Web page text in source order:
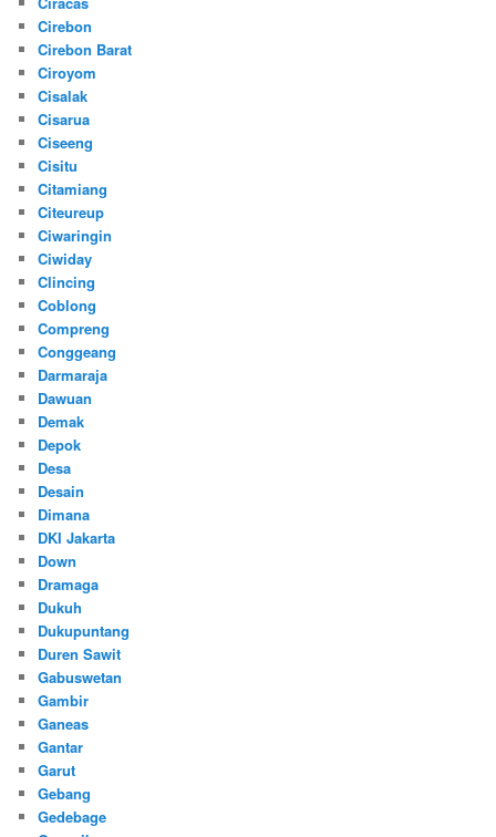
Cirebon
Cirebon Barat
Ciroyom
Cisalak
Cisarua
Ciseeng
Cisitu
Citamiang
Citeureup
Ciwaringin
Ciwiday
Clincing
Coblong
Compreng
Conggeang
Darmaraja
Dawuan
Demak
Depok
Desa
Desain
Dimana
DKI Jakarta
Down
Dramaga
Dukuh
Dukupuntang
Duren Sawit
Gabuswetan
Gambir
Ganeas
Gantar
Garut
Gebang
Gedebage